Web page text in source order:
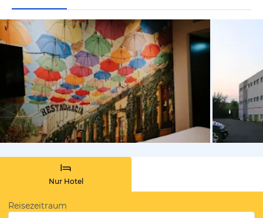
von
Nur Hotel
Reisezeitraum